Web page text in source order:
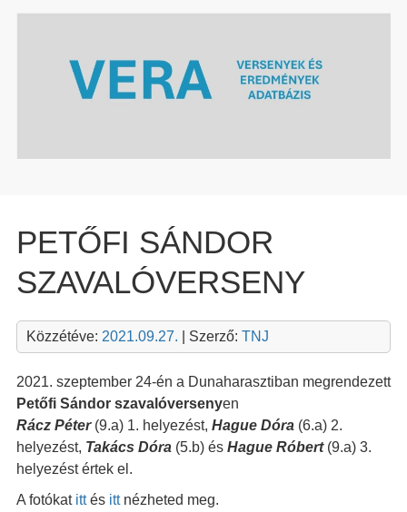
PETŐFI SÁNDOR
SZAVALÓVERSENY
Közzétéve: 2021.09.27. | Szerző: TNJ
2021. szeptember 24-én a Dunaharasztiban megrendezett
Petőfi Sándor szavalóversenyen
Rácz Péter(9.a) 1. helyezést, Hague Dóra(6.a) 2.
helyezést, Takács Dóra(5.b) és Hague Róbert(9.a) 3.
helyezést értek el.
A fotókat ittés ittnézheted meg.